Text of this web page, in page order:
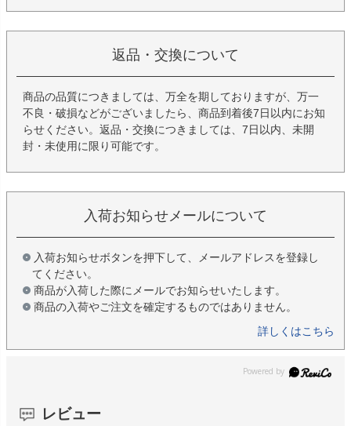
返品・交換について
商品の品質につきましては、万全を期しておりますが、万一
不良・破損などがございましたら、商品到着後7日以内にお知
らせください。返品・交換につきましては、7日以内、未開
封・未使用に限り可能です。
入荷お知らせメールについて
入荷お知らせボタンを押下して、メールアドレスを登録し
てください。
商品が入荷した際にメールでお知らせいたします。
商品の入荷やご注文を確定するものではありません。
詳しくはこちら
レビュー